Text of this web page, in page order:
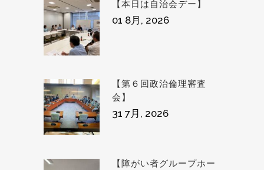
【本日は自治会デー】
01 8月, 2026
【第６回政治倫理審査
会】
31 7月, 2026
【障がい者グループホー